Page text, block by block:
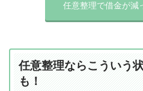
任意整理で借金が減
任意整理ならこういう
も！